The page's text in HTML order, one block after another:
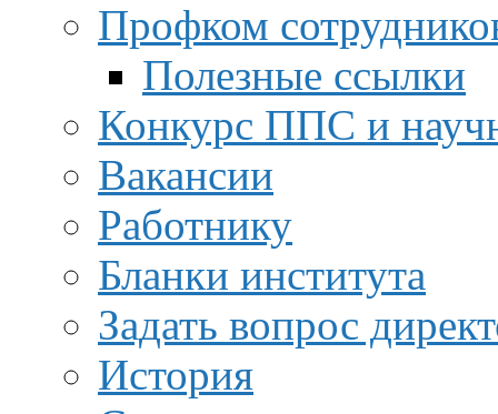
Профком
Полезные ссылки
Конкурс ППС и
Вакансии
Работнику
Бланки института
Задать вопрос
История